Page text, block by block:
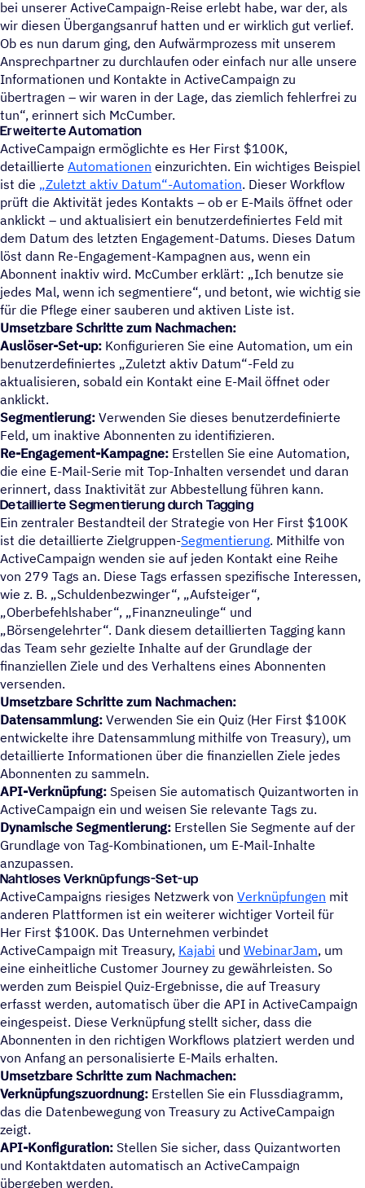
bei unserer ActiveCampaign-Reise erlebt habe, war der, als
wir diesen Übergangsanruf hatten und er wirklich gut verlief.
Ob es nun darum ging, den Aufwärmprozess mit unserem
Ansprechpartner zu durchlaufen oder einfach nur alle unsere
Informationen und Kontakte in ActiveCampaign zu
übertragen – wir waren in der Lage, das ziemlich fehlerfrei zu
tun“, erinnert sich McCumber.
Erweiterte Automation
ActiveCampaign ermöglichte es Her First $100K,
detaillierte Automationen einzurichten. Ein wichtiges Beispiel
ist die Zuletzt aktiv Datum“-Automation. Dieser Workflow
prüft die Aktivität jedes Kontakts – ob er E-Mails öffnet oder
anklickt – und aktualisiert ein benutzerdefiniertes Feld mit
dem Datum des letzten Engagement-Datums. Dieses Datum
löst dann Re-Engagement-Kampagnen aus, wenn ein
Abonnent inaktiv wird. McCumber erklärt: „Ich benutze sie
jedes Mal, wenn ich segmentiere“, und betont, wie wichtig sie
für die Pflege einer sauberen und aktiven Liste ist.
Umsetzbare Schritte zum Nachmachen:
Auslöser-Set-up: Konfigurieren Sie eine Automation, um ein
benutzerdefiniertes „Zuletzt aktiv Datum“-Feld zu
aktualisieren, sobald ein Kontakt eine E-Mail öffnet oder
anklickt.
Segmentierung: Verwenden Sie dieses benutzerdefinierte
Feld, um inaktive Abonnenten zu identifizieren.
Re-Engagement-Kampagne: Erstellen Sie eine Automation,
die eine E-Mail-Serie mit Top-Inhalten versendet und daran
erinnert, dass Inaktivität zur Abbestellung führen kann.
Detaillierte Segmentierung durch Tagging
Ein zentraler Bestandteil der Strategie von Her First $100K
ist die detaillierte Zielgruppen-Segmentierung. Mithilfe von
ActiveCampaign wenden sie auf jeden Kontakt eine Reihe
von 279 Tags an. Diese Tags erfassen spezifische Interessen,
wie z. B. „Schuldenbezwinger“, „Aufsteiger“,
Oberbefehlshaber“, „Finanzneulinge“ und
Börsengelehrter“. Dank diesem detaillierten Tagging kann
das Team sehr gezielte Inhalte auf der Grundlage der
finanziellen Ziele und des Verhaltens eines Abonnenten
versenden.
Umsetzbare Schritte zum Nachmachen:
Datensammlung: Verwenden Sie ein Quiz (Her First $100K
entwickelte ihre Datensammlung mithilfe von Treasury), um
detaillierte Informationen über die finanziellen Ziele jedes
Abonnenten zu sammeln.
API-Verknüpfung: Speisen Sie automatisch Quizantworten in
ActiveCampaign ein und weisen Sie relevante Tags zu.
Dynamische Segmentierung: Erstellen Sie Segmente auf der
Grundlage von Tag-Kombinationen, um E-Mail-Inhalte
anzupassen.
Nahtloses Verknüpfungs-Set-up
ActiveCampaigns riesiges Netzwerk von Verknüpfungen mit
anderen Plattformen ist ein weiterer wichtiger Vorteil für
Her First $100K. Das Unternehmen verbindet
ActiveCampaign mit Treasury, Kajabi und WebinarJam, um
eine einheitliche Customer Journey zu gewährleisten. So
werden zum Beispiel Quiz-Ergebnisse, die auf Treasury
erfasst werden, automatisch über die API in ActiveCampaign
eingespeist. Diese Verknüpfung stellt sicher, dass die
Abonnenten in den richtigen Workflows platziert werden und
von Anfang an personalisierte E-Mails erhalten.
Umsetzbare Schritte zum Nachmachen:
Verknüpfungszuordnung: Erstellen Sie ein Flussdiagramm,
das die Datenbewegung von Treasury zu ActiveCampaign
zeigt.
API-Konfiguration: Stellen Sie sicher, dass Quizantworten
und Kontaktdaten automatisch an ActiveCampaign
übergeben werden.